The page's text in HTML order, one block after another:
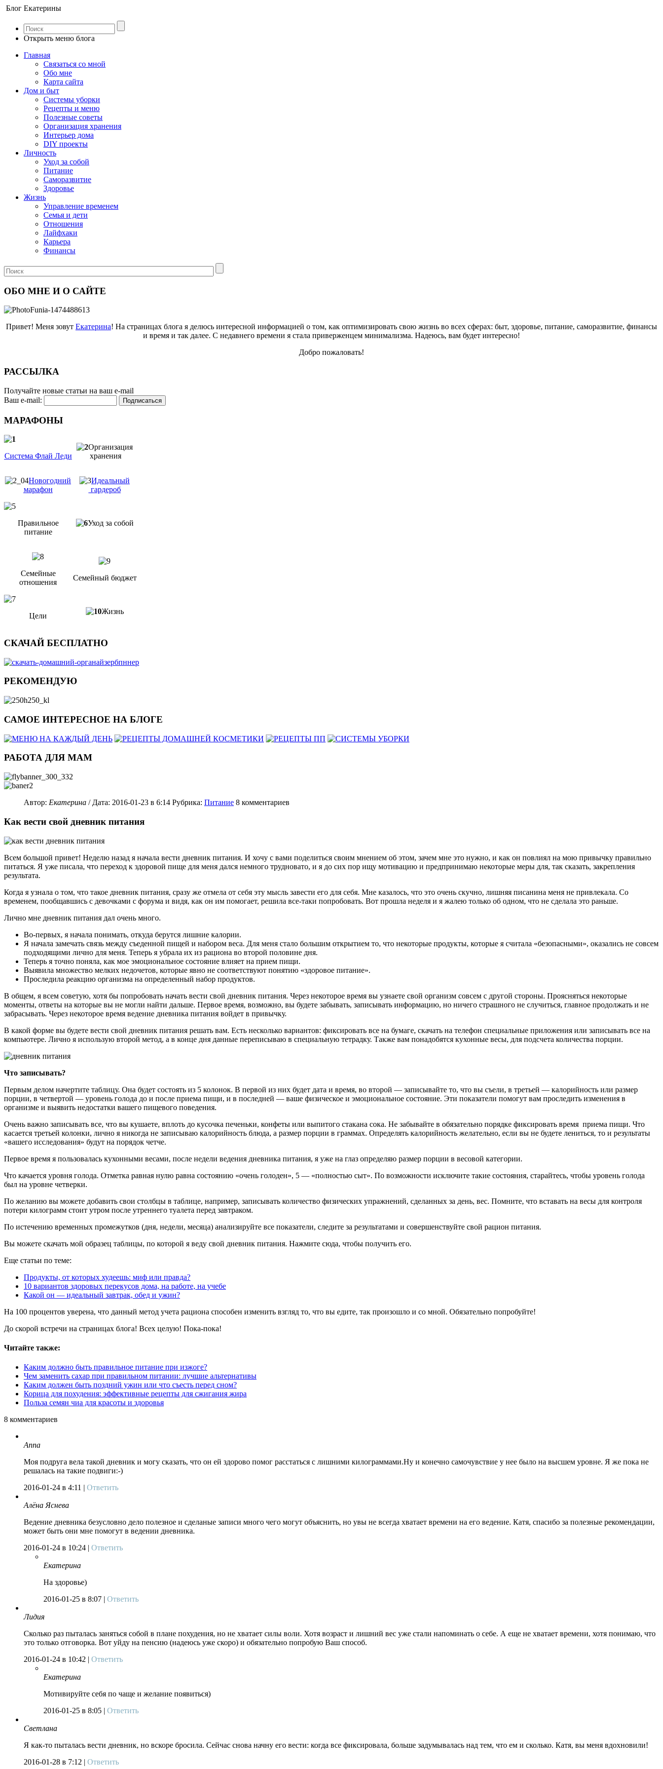
Блог Екатерины
Открыть меню блога
Главная
Связаться со мной
Обо мне
Карта сайта
Дом и быт
Системы уборки
Рецепты и меню
Полезные советы
Организация хранения
Интерьер дома
DIY проекты
Личность
Уход за собой
Питание
Саморазвитие
Здоровье
Жизнь
Управление временем
Семья и дети
Отношения
Лайфхаки
Карьера
Финансы
ОБО МНЕ И О САЙТЕ
Привет! Меня зовут Екатерина! На страницах блога я делюсь интересной информацией о том, как оптимизировать свою жизнь во всех сферах: быт, здоровье, питание, саморазвитие, финансы
и время и так далее. С недавнего времени я стала приверженцем минимализма. Надеюсь, вам будет интересно!
Добро пожаловать!
РАССЫЛКА
Получайте новые статьи на ваш e-mail
Ваш e-mail:
МАРАФОНЫ
Система Флай Леди
Организация
хранения
Новогодний
марафон
Идеальный
гардероб
Правильное
питание
Уход за собой
Семейные
отношения
Семейный бюджет
Цели
Жизнь
СКАЧАЙ БЕСПЛАТНО
РЕКОМЕНДУЮ
САМОЕ ИНТЕРЕСНОЕ НА БЛОГЕ
РАБОТА ДЛЯ МАМ
Автор: Екатерина / Дата: 2016-01-23 в 6:14 Рубрика: Питание 8 комментариев
Как вести свой дневник питания
Всем большой привет! Неделю назад я начала вести дневник питания. И хочу с вами поделиться своим мнением об этом, зачем мне это нужно, и как он повлиял на мою привычку правильно
питаться. Я уже писала, что переход к здоровой пище для меня дался немного трудновато, и я до сих пор ищу мотивацию и предпринимаю некоторые меры для, так сказать, закрепления
результата.
Когда я узнала о том, что такое дневник питания, сразу же отмела от себя эту мысль завести его для себя. Мне казалось, что это очень скучно, лишняя писанина меня не привлекала. Со
временем, пообщавшись с девочками с форума и видя, как он им помогает, решила все-таки попробовать. Вот прошла неделя и я жалею только об одном, что не сделала это раньше.
Лично мне дневник питания дал очень много.
Во-первых, я начала понимать, откуда берутся лишние калории.
Я начала замечать связь между съеденной пищей и набором веса. Для меня стало большим открытием то, что некоторые продукты, которые я считала «безопасными», оказались не совсем
подходящими лично для меня. Теперь я убрала их из рациона во второй половине дня.
Теперь я точно поняла, как мое эмоциональное состояние влияет на прием пищи.
Выявила множество мелких недочетов, которые явно не соответствуют понятию «здоровое питание».
Проследила реакцию организма на определенный набор продуктов.
В общем, я всем советую, хотя бы попробовать начать вести свой дневник питания. Через некоторое время вы узнаете свой организм совсем с другой стороны. Проясняться некоторые
моменты, ответы на которые вы не могли найти дальше. Первое время, возможно, вы будете забывать, записывать информацию, но ничего страшного не случиться, главное продолжать и не
забрасывать. Через некоторое время ведение дневника питания войдет в привычку.
В какой форме вы будете вести свой дневник питания решать вам. Есть несколько вариантов: фиксировать все на бумаге, скачать на телефон специальные приложения или записывать все на
компьютере. Лично я использую второй метод, а в конце дня данные переписываю в специальную тетрадку. Также вам понадобятся кухонные весы, для подсчета количества порции.
Что записывать?
Первым делом начертите таблицу. Она будет состоять из 5 колонок. В первой из них будет дата и время, во второй — записывайте то, что вы съели, в третьей — калорийность или размер
порции, в четвертой — уровень голода до и после приема пищи, и в последней — ваше физическое и эмоциональное состояние. Эти показатели помогут вам проследить изменения в
организме и выявить недостатки вашего пищевого поведения.
Очень важно записывать все, что вы кушаете, вплоть до кусочка печеньки, конфеты или выпитого стакана сока. Не забывайте в обязательно порядке фиксировать время приема пищи. Что
касается третьей колонки, лично я никогда не записываю калорийность блюда, а размер порции в граммах. Определять калорийность желательно, если вы не будете лениться, то и результаты
«вашего исследования» будут на порядок четче.
Первое время я пользовалась кухонными весами, после недели ведения дневника питания, я уже на глаз определяю размер порции в весовой категории.
Что качается уровня голода. Отметка равная нулю равна состоянию «очень голоден», 5 — «полностью сыт». По возможности исключите такие состояния, старайтесь, чтобы уровень голода
был на уровне четверки.
По желанию вы можете добавить свои столбцы в таблице, например, записывать количество физических упражнений, сделанных за день, вес. Помните, что вставать на весы для контроля
потери килограмм стоит утром после утреннего туалета перед завтраком.
По истечению временных промежутков (дня, недели, месяца) анализируйте все показатели, следите за результатами и совершенствуйте свой рацион питания.
Вы можете скачать мой образец таблицы, по которой я веду свой дневник питания. Нажмите сюда, чтобы получить его.
Еще статьи по теме:
Продукты, от которых худеешь: миф или правда?
10 вариантов здоровых перекусов дома, на работе, на учебе
Какой он — идеальный завтрак, обед и ужин?
На 100 процентов уверена, что данный метод учета рациона способен изменить взгляд то, что вы едите, так произошло и со мной. Обязательно попробуйте!
До скорой встречи на страницах блога! Всех целую! Пока-пока!
Читайте также:
Каким должно быть правильное питание при изжоге?
Чем заменить сахар при правильном питании: лучшие альтернативы
Каким должен быть поздний ужин или что съесть перед сном?
Корица для похудения: эффективные рецепты для сжигания жира
Польза семян чиа для красоты и здоровья
8 комментариев
Anna
Моя подруга вела такой дневник и могу сказать, что он ей здорово помог расстаться с лишними килограммами.Ну и конечно самочувствие у нее было на высшем уровне. Я же пока не
решалась на такие подвиги:-)
2016-01-24 в 4:11 | Ответить
Алёна Яснева
Ведение дневника безусловно дело полезное и сделаные записи много чего могут объяснить, но увы не всегда хватает времени на его ведение. Катя, спасибо за полезные рекомендации,
может быть они мне помогут в ведении дневника.
2016-01-24 в 10:24 | Ответить
Екатерина
На здоровье)
2016-01-25 в 8:07 | Ответить
Лидия
Сколько раз пыталась заняться собой в плане похудения, но не хватает силы воли. Хотя возраст и лишний вес уже стали напоминать о себе. А еще не хватает времени, хотя понимаю, что
это только отговорка. Вот уйду на пенсию (надеюсь уже скоро) и обязательно попробую Ваш способ.
2016-01-24 в 10:42 | Ответить
Екатерина
Мотивируйте себя по чаще и желание появиться)
2016-01-25 в 8:05 | Ответить
Светлана
Я как-то пыталась вести дневник, но вскоре бросила. Сейчас снова начну его вести: когда все фиксировала, больше задумывалась над тем, что ем и сколько. Катя, вы меня вдохновили!
2016-01-28 в 7:12 | Ответить